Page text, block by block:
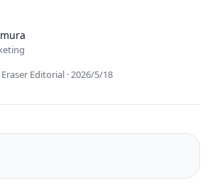
Editorial ·2026/5/18